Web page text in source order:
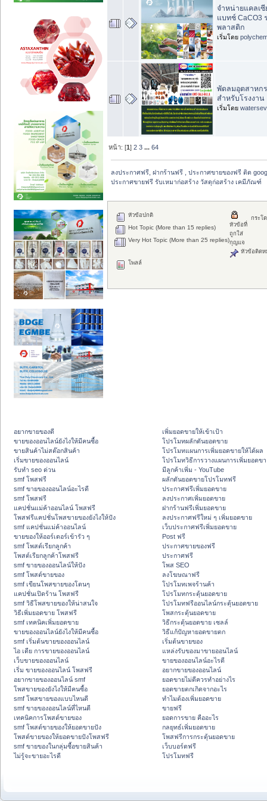
จำหน่ายแคลเซี
แบทช์ CaCO3
พลาสติก
เริ่มโดย
พัดลมอุตสาหก
สำหรับโรงงาน
เริ่มโดย
หน้า: [1]2 3 ...64
ลงประกาศฟรี, ฝากร้านฟรี , ประกาศขายของฟรี ติด
ประกาศขายฟรี รับเหมาก่อสร้าง วัสดุก่อสร้าง เคมีภัณฑ์
กระโ
หัวข้อปกติ
Hot Topic (More than 15 replies)
Very Hot Topic (More than 25 replies)
หัวข้อที่
ถูกใส่
กุญแจ
หัวข้อติดห
โพลล์
อยากขายของดี
ขายของออนไลน์ยังไงให้มีคนซื้อ
ขายสินค้าไม่สต๊อกสินค้า
เริ่มขายของออนไลน์
รับทำ seo ด่วน
smf โพสฟรี
smf ขายของออนไลน์อะไรดี
smf โพสฟรี
แคปชั่นแม่ค้าออนไลน์ โพสฟรี
โพสฟรีแคปชั่นโพสขายของยังไงให้ปัง
smf แคปชั่นแม่ค้าออนไลน์
ขายของให้ออร์เดอร์เข้ารัว ๆ
smf โพสต์เรียกลูกค้า
โพสต์เรียกลูกค้าโพสฟรี
smf ขายของออนไลน์ให้ปัง
smf โพสต์ขายของ
smf เขียนโพสขายของโดนๆ
แคปชั่นเปิดร้าน โพสฟรี
smf วิธีโพสขายของให้น่าสนใจ
วิธีเพิ่มยอดขาย โพสฟรี
smf เทคนิคเพิ่มยอดขาย
ขายของออนไลน์ยังไงให้มีคนซื้อ
smf เริ่มต้นขายของออนไลน์
ไอ เดีย การขายของออนไลน์
เว็บขายของออนไลน์
เริ่ม ขายของออนไลน์ โพสฟรี
อยากขายของออนไลน์ smf
โพสขายของยังไงให้มีคนซื้อ
smf โพสขายของแบบไหนดี
smf ขายของออนไลน์ที่ไหนดี
เทคนิคการโพสต์ขายของ
smf โพสต์ขายของให้ยอดขายปัง
โพสต์ขายของให้ยอดขายปังโพสฟรี
smf ขายของในกลุ่มซื้อขายสินค้า
ไม่รู้จะขายอะไรดี
เพิ่มยอดขายให้เข้าเป้า
โปรโมทผลักดันยอดขาย
โปรโมทแผนการเพิ่มยอดขายให้ได้ผล
โปรโมทวิธีการวางแผนการเพิ่มยอดข
มีลูกค้าเพิ่ม - YouTube
ผลักดันยอดขายโปรโมทฟรี
ประกาศฟรีเพิ่มยอดขาย
ลงประกาศเพิ่มยอดขาย
ฝากร้านฟรีเพิ่มยอดขาย
ลงประกาศฟรีใหม่ ๆ เพิ่มยอดขาย
เว็บประกาศฟรีเพิ่มยอดขาย
Post ฟรี
ประกาศขายของฟรี
ประกาศฟรี
โพส SEO
ลงโฆษณาฟรี
โปรโมทเพจร้านค้า
โปรโมทกระตุ้นยอดขาย
โปรโมทฟรีออนไลน์กระตุ้นยอดขาย
โพสกระตุ้นยอดขาย
วิธีกระตุ้นยอดขาย เซลล์
วิธีแก้ปัญหายอดขายตก
เริ่มต้นขายของ
แหล่งรับของมาขายออนไลน์
ขายของออนไลน์อะไรดี
อยากขายของออนไลน์
ยอดขายไม่ดีควรทำอย่างไร
ยอดขายตกเกิดจากอะไร
ทำไมต้องเพิ่มยอดขาย
ขายฟรี
ยอดการขาย คืออะไร
กลยุทธ์เพิ่มยอดขาย
โพสฟรีการกระตุ้นยอดขาย
เว็บบอร์ดฟรี
โปรโมทฟรี